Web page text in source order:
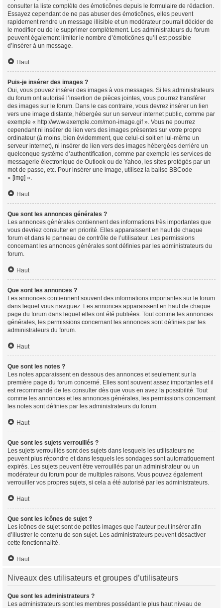
consulter la liste complète des émoticônes depuis le formulaire de rédaction.
Essayez cependant de ne pas abuser des émoticônes, elles peuvent
rapidement rendre un message illisible et un modérateur pourrait décider de
le modifier ou de le supprimer complètement. Les administrateurs du forum
peuvent également limiter le nombre d’émoticônes qu’il est possible
d’insérer à un message.
Haut
Puis-je insérer des images ?
Oui, vous pouvez insérer des images à vos messages. Si les administrateurs
du forum ont autorisé l’insertion de pièces jointes, vous pourrez transférer
des images sur le forum. Dans le cas contraire, vous devrez insérer un lien
vers une image distante, hébergée sur un serveur internet public, comme par
exemple « http://www.exemple.com/mon-image.gif ». Vous ne pourrez
cependant ni insérer de lien vers des images présentes sur votre propre
ordinateur (à moins, bien évidemment, que celui-ci soit en lui-même un
serveur internet), ni insérer de lien vers des images hébergées derrière un
quelconque système d’authentification, comme par exemple les services de
messagerie électronique de Outlook ou de Yahoo, les sites protégés par un
mot de passe, etc. Pour insérer une image, utilisez la balise BBCode
« [img] ».
Haut
Que sont les annonces générales ?
Les annonces générales contiennent des informations très importantes que
vous devriez consulter en priorité. Elles apparaissent en haut de chaque
forum et dans le panneau de contrôle de l’utilisateur. Les permissions
concernant les annonces générales sont définies par les administrateurs du
forum.
Haut
Que sont les annonces ?
Les annonces contiennent souvent des informations importantes sur le forum
dans lequel vous naviguez. Les annonces apparaissent en haut de chaque
page du forum dans lequel elles ont été publiées. Tout comme les annonces
générales, les permissions concernant les annonces sont définies par les
administrateurs du forum.
Haut
Que sont les notes ?
Les notes apparaissent en dessous des annonces et seulement sur la
première page du forum concerné. Elles sont souvent assez importantes et il
est recommandé de les consulter dès que vous en avez la possibilité. Tout
comme les annonces et les annonces générales, les permissions concernant
les notes sont définies par les administrateurs du forum.
Haut
Que sont les sujets verrouillés ?
Les sujets verrouillés sont des sujets dans lesquels les utilisateurs ne
peuvent plus répondre et dans lesquels les sondages sont automatiquement
expirés. Les sujets peuvent être verrouillés par un administrateur ou un
modérateur du forum pour de multiples raisons. Vous pouvez également
verrouiller vos propres sujets, si cela a été autorisé par les administrateurs.
Haut
Que sont les icônes de sujet ?
Les icônes de sujet sont de petites images que l’auteur peut insérer afin
d’illustrer le contenu de son sujet. Les administrateurs peuvent désactiver
cette fonctionnalité.
Haut
Niveaux des utilisateurs et groupes d’utilisateurs
Que sont les administrateurs ?
Les administrateurs sont les membres possédant le plus haut niveau de